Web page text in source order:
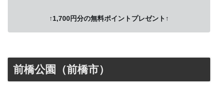
↑1,700円分の無料ポイントプレゼント↑
前橋公園（前橋市）